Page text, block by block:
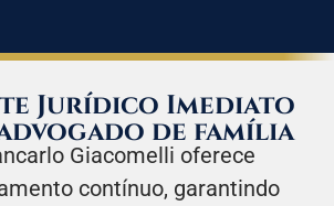
Jurídico Imediato
de família
Giacomelli oferece
contínuo, garantindo